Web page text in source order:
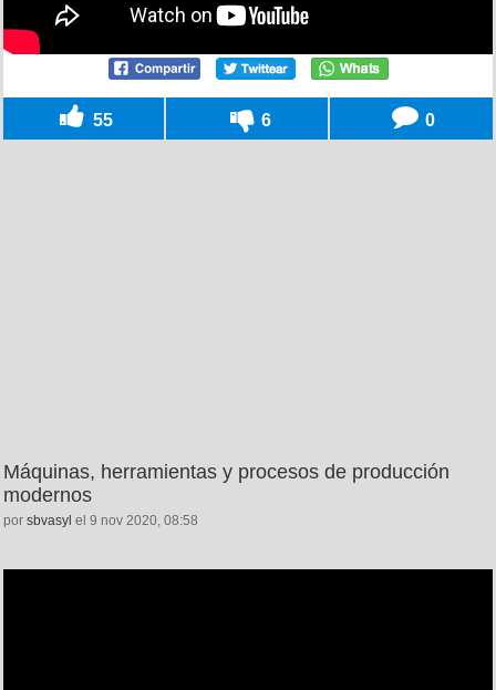
55 6 0
Máquinas, herramientas y procesos de producción
modernos
por sbvasyl el 9 nov 2020, 08:58